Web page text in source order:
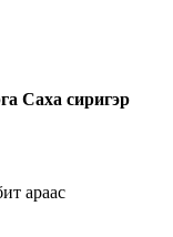
Саха сиригэр
араас